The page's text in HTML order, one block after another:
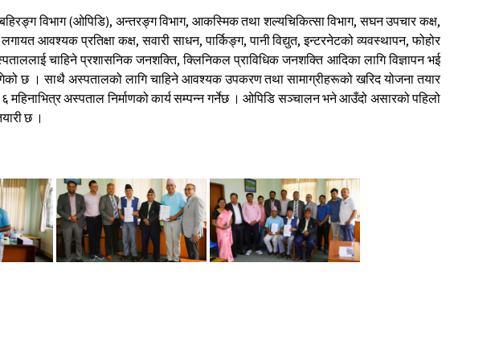
विभाग (ओपिडि), अन्तरङ्ग विभाग, आकस्मिक तथा शल्यचिकित्सा विभाग, सघन उपचार कक्ष,
लगायत आवश्यक प्रतिक्षा कक्ष, सवारी साधन, पार्किङ्ग, पानी विद्युत, इन्टरनेटको व्यवस्थापन, फोहोर
चाहिने प्रशासनिक जनशक्ति, क्लिनिकल प्राविधिक जनशक्ति आदिका लागि विज्ञापन भई
छ । साथै अस्पतालको लागि चाहिने आवश्यक उपकरण तथा सामाग्रीहरूको खरिद योजना तयार
अस्पताल निर्माणको कार्य सम्पन्न गर्नेछ । ओपिडि सञ्चालन भने आउँदो असारको पहिलो
छ ।